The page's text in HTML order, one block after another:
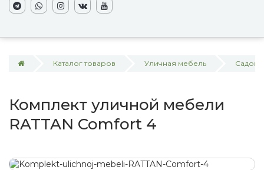
Каталог товаров Уличная мебель
Комплект уличной мебели
RATTAN Comfort 4